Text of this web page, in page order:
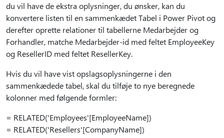
du vil have de ekstra oplysninger, du ønsker, kan du
konvertere listen til en sammenkædet Tabel i Power Pivot og
derefter oprette relationer til tabellerne Medarbejder og
Forhandler, matche Medarbejder-id med feltet EmployeeKey
og ResellerID med feltet ResellerKey.
Hvis du vil have vist opslagsoplysningerne i den
sammenkædede tabel, skal du tilføje to nye beregnede
kolonner med følgende formler:
= RELATED('Employees'[EmployeeName])
= RELATED('Resellers'[CompanyName])